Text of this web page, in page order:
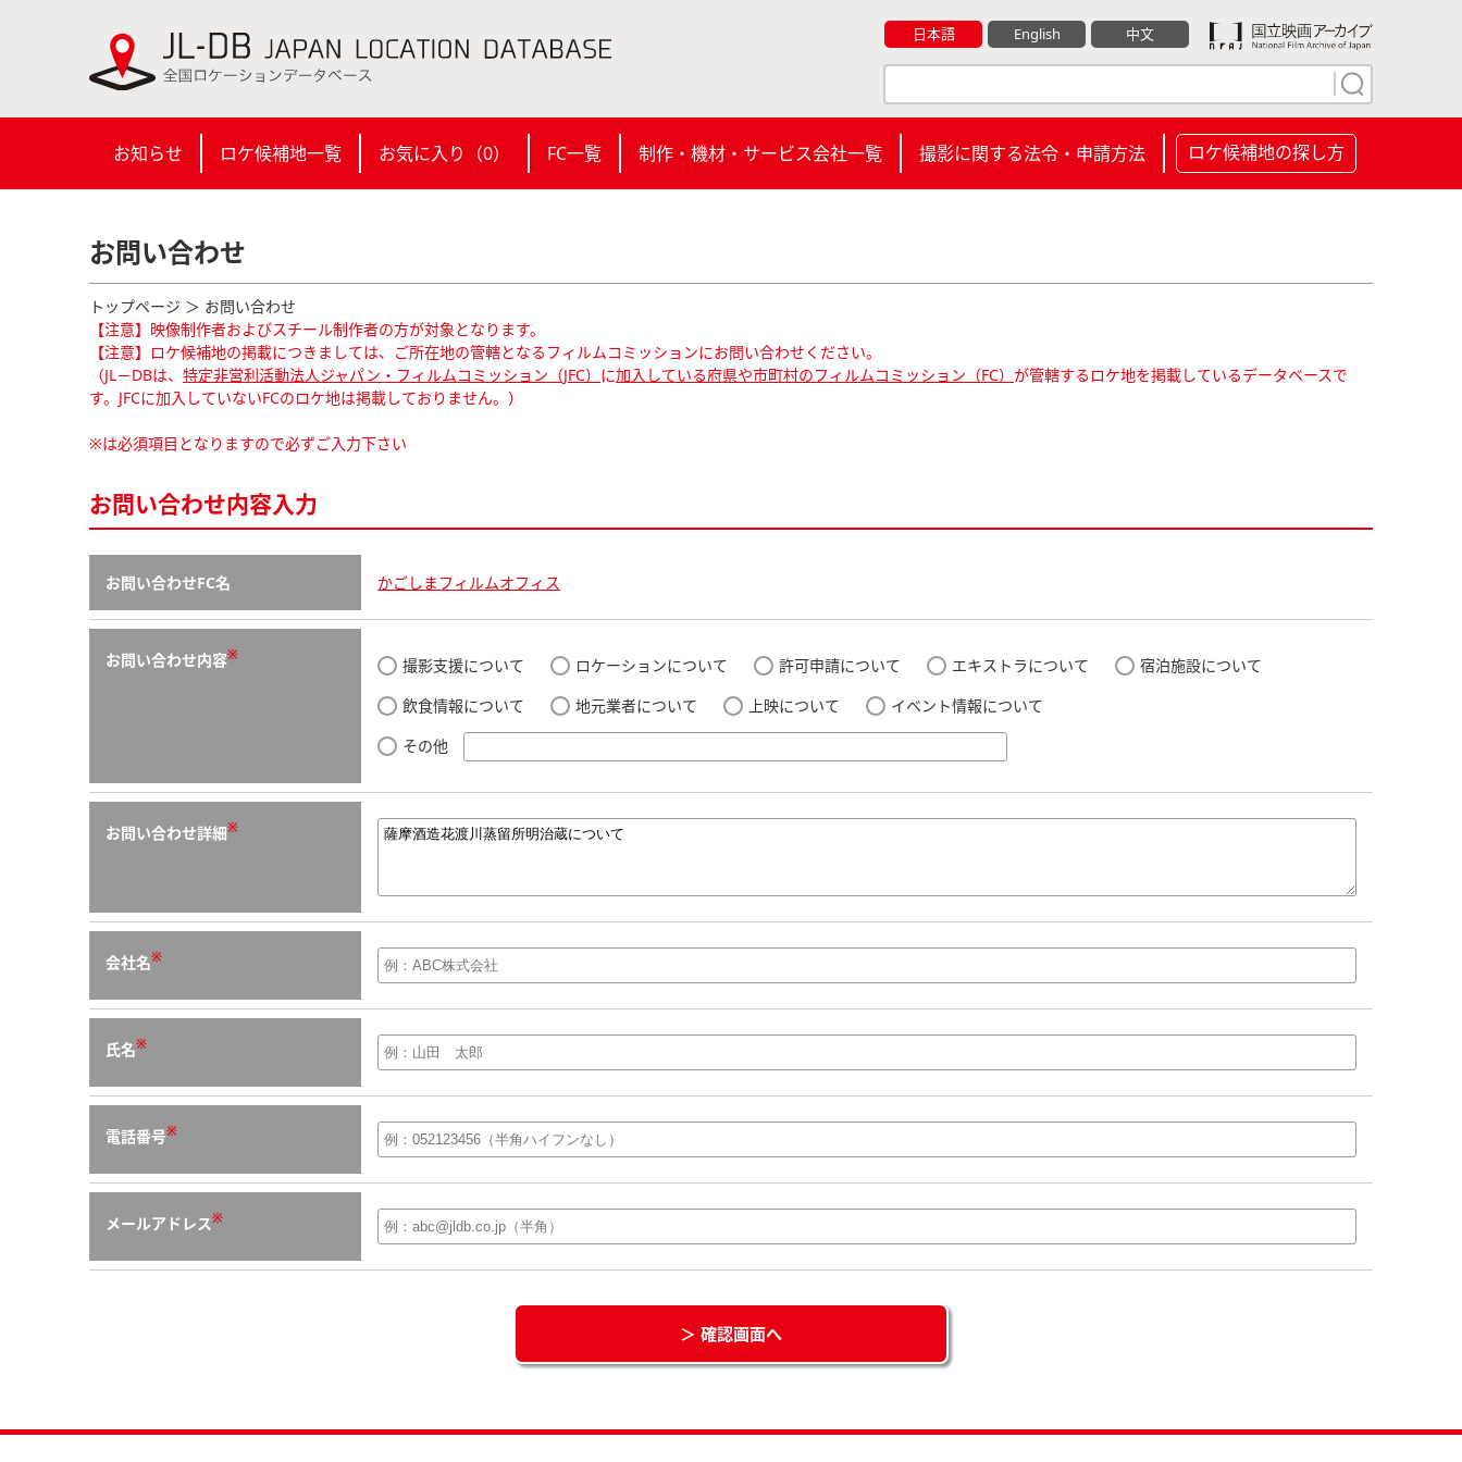
日本語 English 中文
お知らせ ロケ候補地一覧 お気に入り（0） FC一覧 制作・機材・サービス会社一覧 撮影に関する法令・申請方法 ロケ候補地の探し方
お問い合わせ
トップページ ＞ お問い合わせ
【注意】映像制作者およびスチール制作者の方が対象となります。
【注意】ロケ候補地の掲載につきましては、ご所在地の管轄となるフィルムコミッションにお問い合わせください。
（JL－DBは、 特定非営利活動法人ジャパン・フィルムコミッション（JFC） に加入している府県や市町村のフィルムコミッション（FC） が管轄するロケ地を掲載しているデータベースで
す。JFCに加入していないFCのロケ地は掲載しておりません。）
※は必須項目となりますので必ずご入力下さい
お問い合わせ内容入力
お問い合わせFC名 かごしまフィルムオフィス
お問い合わせ内容※
撮影支援について ロケーションについて 許可申請について エキストラについて
宿泊施設について
飲食情報について
地元業者について 上映について
イベント情報について
その他
お問い合わせ詳細※
会社名※
氏名※
電話番号※
メールアドレス※
＞ 確認画面へ